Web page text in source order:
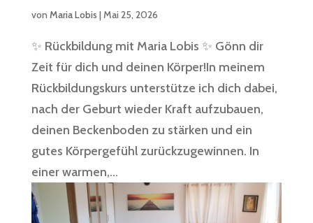
von Maria Lobis | Mai 25, 2026
✨ Rückbildung mit Maria Lobis ✨ Gönn dir
Zeit für dich und deinen Körper!In meinem
Rückbildungskurs unterstütze ich dich dabei,
nach der Geburt wieder Kraft aufzubauen,
deinen Beckenboden zu stärken und ein
gutes Körpergefühl zurückzugewinnen. In
einer warmen,...